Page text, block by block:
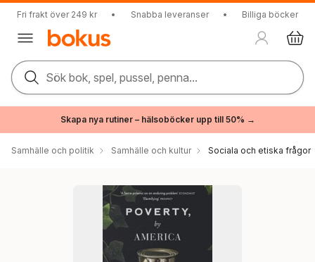
Fri frakt över 249 kr • Snabba leveranser • Billiga böcker
Sök bok, spel, pussel, penna...
Skapa nya rutiner – hälsoböcker upp till 50% →
Samhälle och politik Samhälle och kultur Sociala och etiska frågor